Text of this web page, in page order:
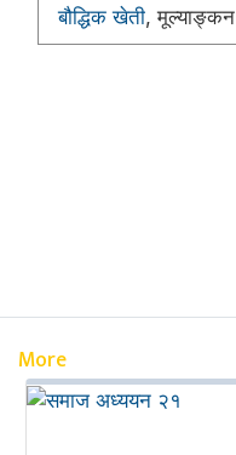
बौद्धिक खेती, मूल्याङ्कन
More